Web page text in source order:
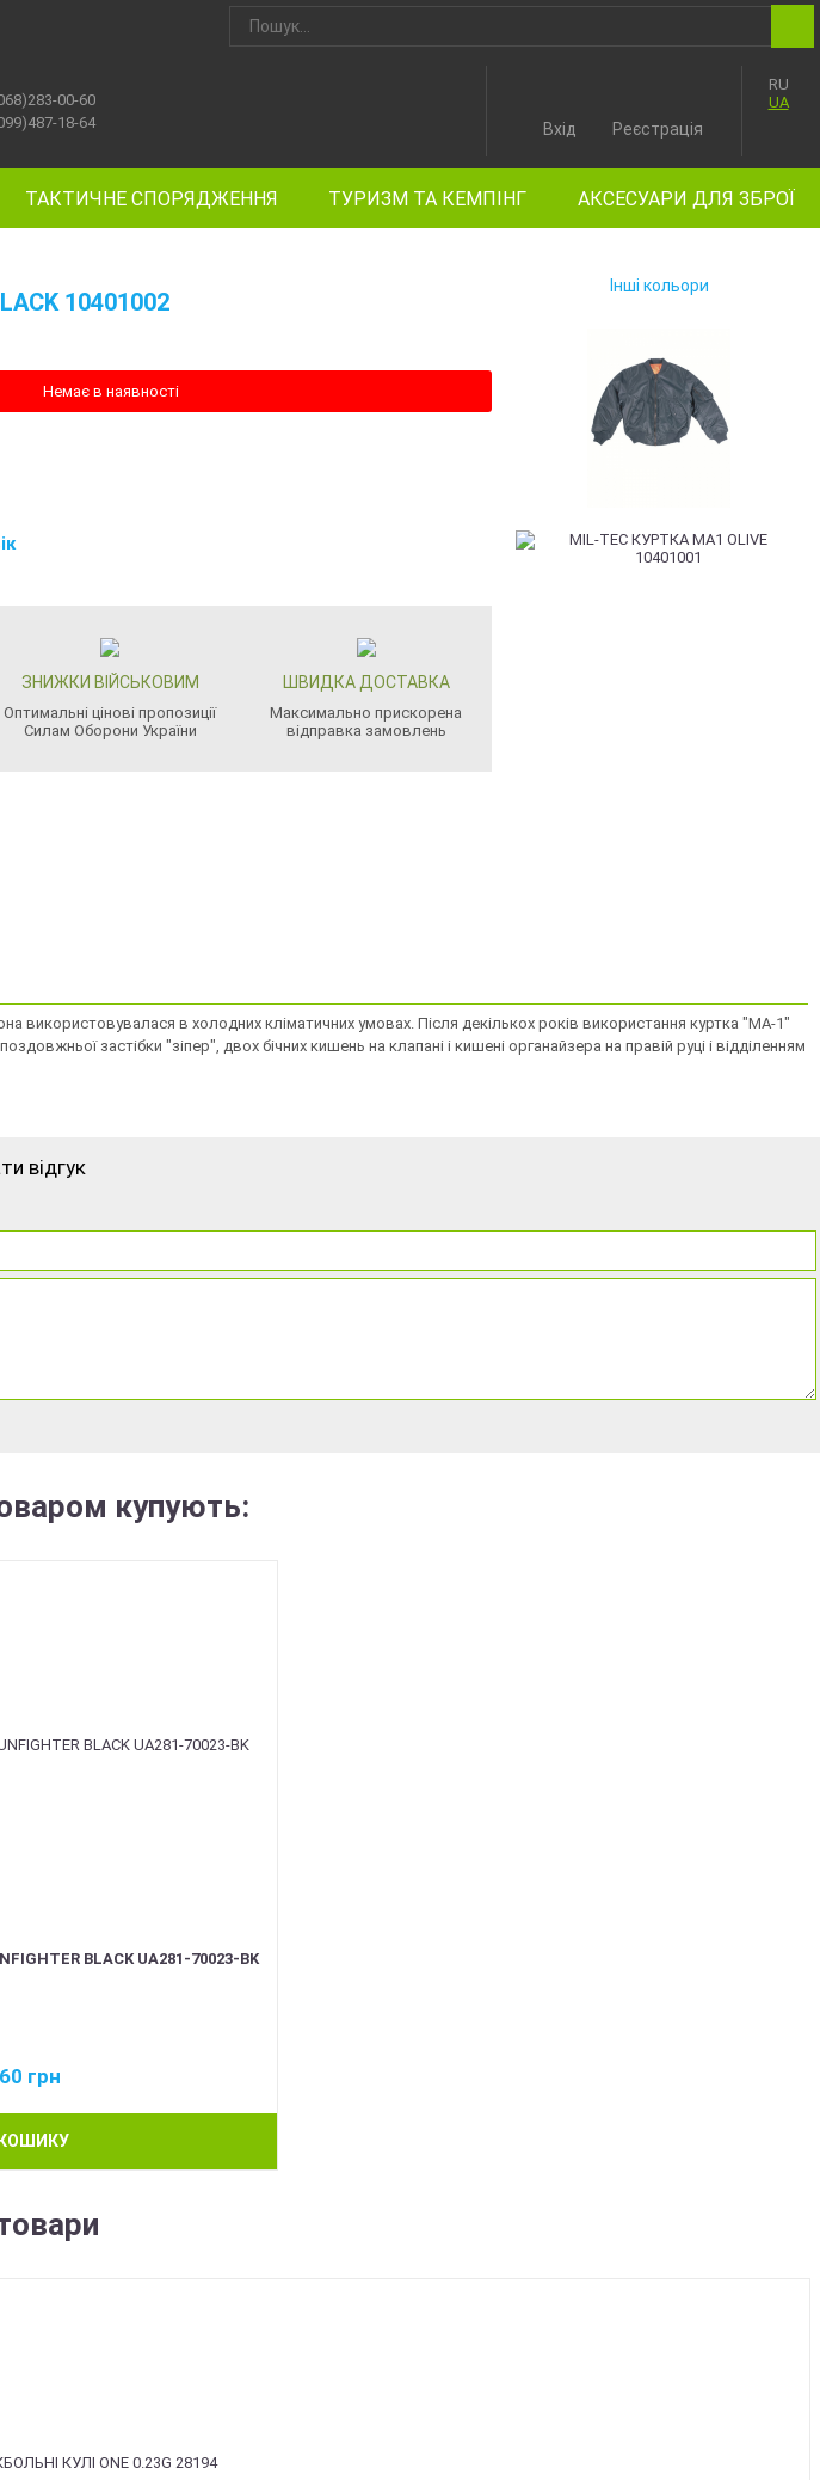
00-60
18-64
RU
UA
Вхід Реєстрація
ТАКТИЧНЕ СПОРЯДЖЕННЯ ТУРИЗМ ТА КЕМПІНГ АКСЕСУАРИ ДЛЯ ЗБРОЇ
10401002
Немає в наявності
ЗНИЖКИ ВІЙСЬКОВИМ
Оптимальні цінові пропозиції
Силам Оборони України
ШВИДКА ДОСТАВКА
Максимально прискорена
відправка замовлень
Інші кольори
використовувалася в холодних кліматичних умовах. Після декількох років використання куртка "MA-1"
застібки "зіпер", двох бічних кишень на клапані і кишені органайзера на правій руці і відділенням
відгук
купують:
BLACK UA281-70023-BK
грн